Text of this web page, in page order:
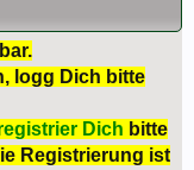
logg Dich bitte
Dich bitte
Registrierung ist